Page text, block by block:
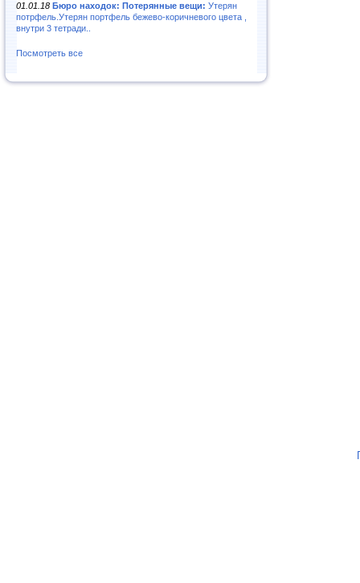
01.01.18 Бюро находок: Потерянные вещи: Утерян
потрфель.Утерян портфель бежево-коричневого цвета ,
внутри 3 тетради..
Посмотреть все